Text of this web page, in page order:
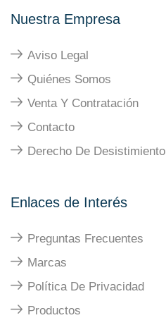
Nuestra Empresa
Aviso Legal
Quiénes Somos
Venta Y Contratación
Contacto
Derecho De Desistimiento
Enlaces de Interés
Preguntas Frecuentes
Marcas
Política De Privacidad
Productos